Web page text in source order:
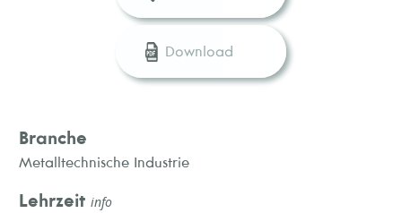
Download
Branche
Metalltechnische Industrie
Lehrzeit info